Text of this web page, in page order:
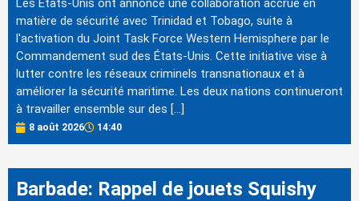
Les États-Unis ont annoncé une collaboration accrue en
matière de sécurité avec Trinidad et Tobago, suite à
l'activation du Joint Task Force Western Hemisphere par le
Commandement sud des États-Unis. Cette initiative vise à
lutter contre les réseaux criminels transnationaux et à
améliorer la sécurité maritime. Les deux nations continueront
à travailler ensemble sur des […]
8 août 2026 14:40
Barbade: Rappel de jouets Squishy